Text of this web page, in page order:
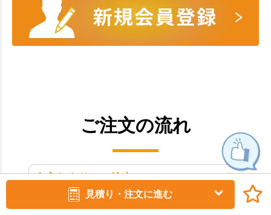
見積り・注文に進む
ご注文の流れ
名入れありのご注文
名入れ商品の出荷スケジュール目安は、通常お支払い確認後約2～3週間後の出